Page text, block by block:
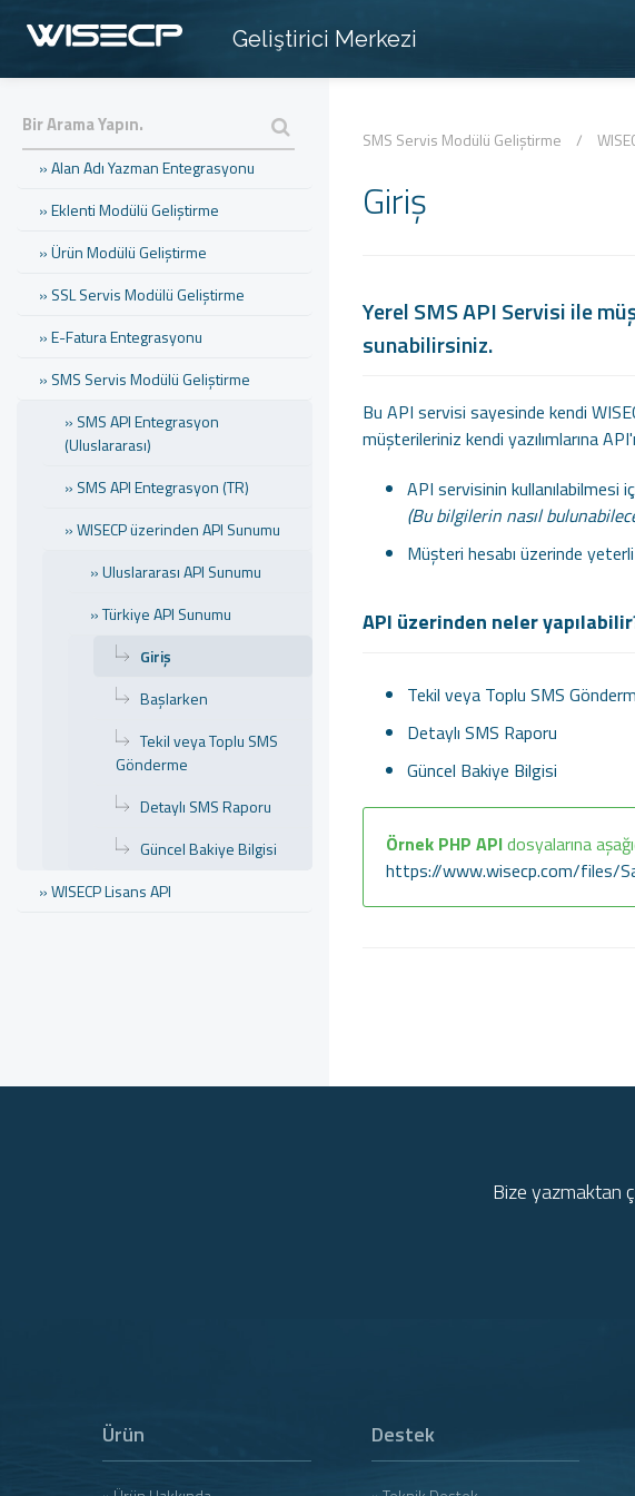
Geliştirici Merkezi
» Hosting Panel Modülü Geliştirme
» Sunucu Modülü Geliştirme
» Tema Geliştirme
» Alan Adı Yazman Entegrasyonu
» Eklenti Modülü Geliştirme
» Ürün Modülü Geliştirme
» SSL Servis Modülü Geliştirme
» E-Fatura Entegrasyonu
» SMS Servis Modülü Geliştirme
» SMS API Entegrasyon
(Uluslararası)
» SMS API Entegrasyon (TR)
» WISECP üzerinden API Sunumu
» Uluslararası API Sunumu
» Türkiye API Sunumu
Giriş
Başlarken
Tekil veya Toplu SMS
Gönderme
Detaylı SMS Raporu
Güncel Bakiye Bilgisi
» WISECP Lisans API
SMS Servis Modülü Geliştirme /
Giriş
Yerel SMS API Servisi ile
sunabilirsiniz.
Bu API servisi sayesinde kendi
müşterileriniz kendi yazılımlarına
API servisinin kullanılabilmesi
(Bu bilgilerin nasıl
Müşteri hesabı üzerinde
API üzerinden neler
Tekil veya Toplu SMS
Detaylı SMS Raporu
Güncel Bakiye Bilgisi
Örnek PHP APIdosyalarına
https://www.wisecp.com/files/
Bize yazmaktan
Ürün Destek